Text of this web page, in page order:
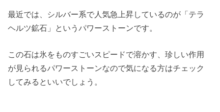
最近では、シルバー系で人気急上昇しているのが「テラ
ヘルツ鉱石」というパワーストーンです。
この石は氷をものすごいスピードで溶かす、珍しい作用
が見られるパワーストーンなので気になる方はチェック
してみるといいでしょう。